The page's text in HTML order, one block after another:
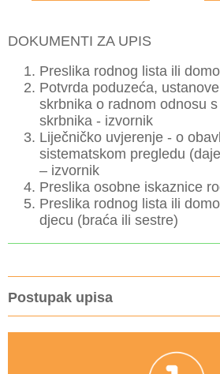
DOKUMENTI ZA UPIS
Preslika rodnog lista ili
Potvrda poduzeća,
skrbnika o radnom odnosu
skrbnika - izvornik
Liječničko uvjerenje - o
sistematskom pregledu
– izvornik
Preslika osobne iskaznice
Preslika rodnog lista ili
djecu (braća ili sestre)
Postupak upisa